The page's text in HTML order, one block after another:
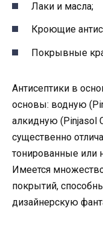
Лаки и масла;
Кроющие
Покрывные
Антисептики в
основы: водную
алкидную (Pinjasol
существенно
тонированные или
Имеется
покрытий,
дизайнерскую